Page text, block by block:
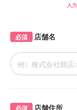
入力
店舗名
必須
店舗住所
必須